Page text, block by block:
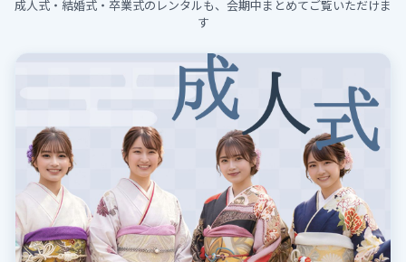
成人式・結婚式・卒業式のレンタルも、会期中まとめてご覧いただけま
す